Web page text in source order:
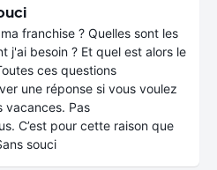
franchise ? Quelles sont les
j'ai besoin ? Et quel est alors le
ces questions
une réponse si vous voulez
vacances. Pas
C’est pour cette raison que
souci